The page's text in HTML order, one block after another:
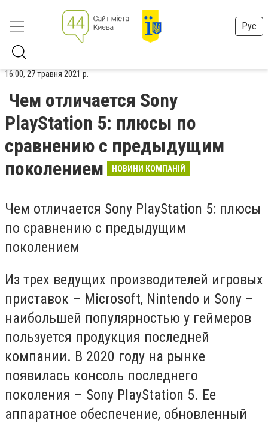
Рус
16:00, 27 травня 2021 р.
Чем отличается Sony
PlayStation 5: плюсы по
сравнению с предыдущим
поколением
НОВИНИ КОМПАНІЙ
Чем отличается Sony PlayStation 5: плюсы
по сравнению с предыдущим
поколением
Из трех ведущих производителей игровых
приставок – Microsoft, Nintendo и Sony –
наибольшей популярностью у геймеров
пользуется продукция последней
компании. В 2020 году на рынке
появилась консоль последнего
поколения – Sony PlayStation 5. Ее
аппаратное обеспечение, обновленный